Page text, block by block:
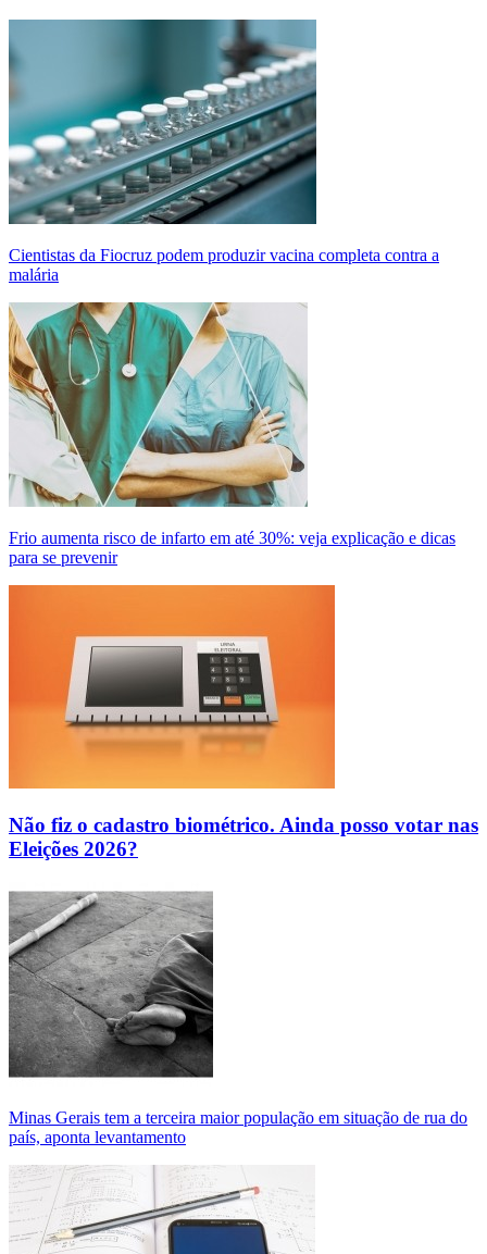
Cientistas da Fiocruz podem produzir vacina completa contra a
malária
Frio aumenta risco de infarto em até 30%: veja explicação e dicas
para se prevenir
Não fiz o cadastro biométrico. Ainda posso votar nas
Eleições 2026?
Minas Gerais tem a terceira maior população em situação de rua do
país, aponta levantamento